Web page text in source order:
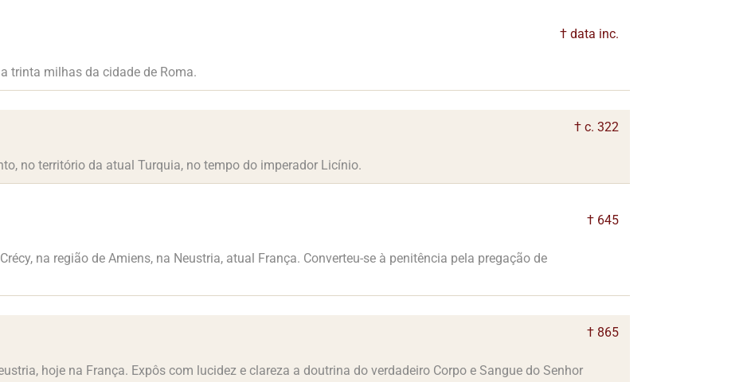
trinta milhas da cidade de Roma.
† data inc.
no território da atual Turquia, no tempo do imperador Licínio.
† c. 322
na região de Amiens, na Neustria, atual França. Converteu-se à penitência pela pregação de
† 645
hoje na França. Expôs com lucidez e clareza a doutrina do verdadeiro Corpo e Sangue do Senhor
† 865